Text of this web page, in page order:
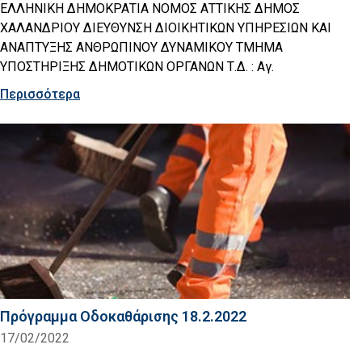
ΕΛΛΗΝΙΚΗ ΔΗΜΟΚΡΑΤΙΑ ΝΟΜΟΣ ΑΤΤΙΚΗΣ ΔΗΜΟΣ
ΧΑΛΑΝΔΡΙΟΥ ΔΙΕΥΘΥΝΣΗ ΔΙΟΙΚΗΤΙΚΩΝ ΥΠΗΡΕΣΙΩΝ ΚΑΙ
ΑΝΑΠΤΥΞΗΣ ΑΝΘΡΩΠΙΝΟΥ ΔΥΝΑΜΙΚΟΥ ΤΜΗΜΑ
ΥΠΟΣΤΗΡΙΞΗΣ ΔΗΜΟΤΙΚΩΝ ΟΡΓΑΝΩΝ Τ.Δ. : Αγ.
Περισσότερα
Πρόγραμμα Οδοκαθάρισης 18.2.2022
17/02/2022